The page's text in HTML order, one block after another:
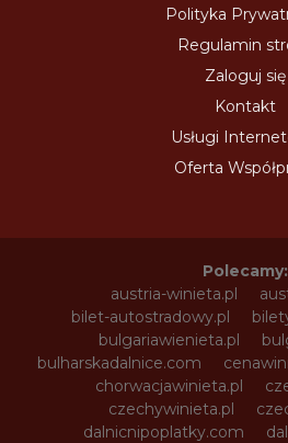
Polityka
Regulamin
Zaloguj się
Kontakt
Usługi
Oferta
Polecamy:
austria-winieta.pl
bilet-autostradowy.pl
bulgariawienieta.pl
bulharskadalnice.com
chorwacjawinieta.pl
czechywinieta.pl
dalnicnipoplatky.com